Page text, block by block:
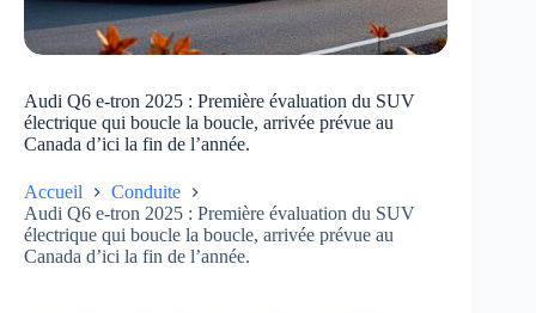
Audi Q6 e-tron 2025 : Première évaluation du SUV
électrique qui boucle la boucle, arrivée prévue au
Canada d’ici la fin de l’année.
Accueil
Conduite
Audi Q6 e-tron 2025 : Première évaluation du SUV
électrique qui boucle la boucle, arrivée prévue au
Canada d’ici la fin de l’année.